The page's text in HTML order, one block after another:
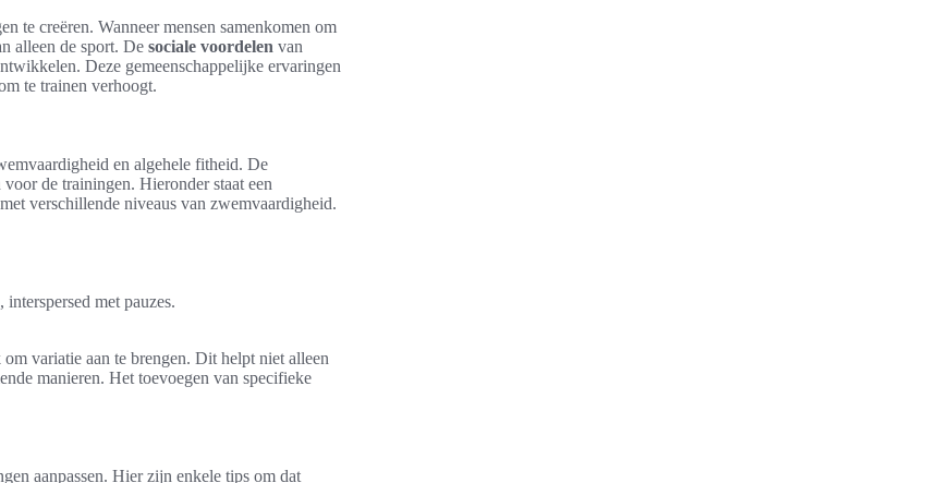
te creëren. Wanneer mensen samenkomen om
alleen de sport. De sociale voordelen van
Deze gemeenschappelijke ervaringen
te trainen verhoogt.
en algehele fitheid. De
de trainingen. Hieronder staat een
verschillende niveaus van zwemvaardigheid.
met pauzes.
variatie aan te brengen. Dit helpt niet alleen
manieren. Het toevoegen van specifieke
aanpassen. Hier zijn enkele tips om dat